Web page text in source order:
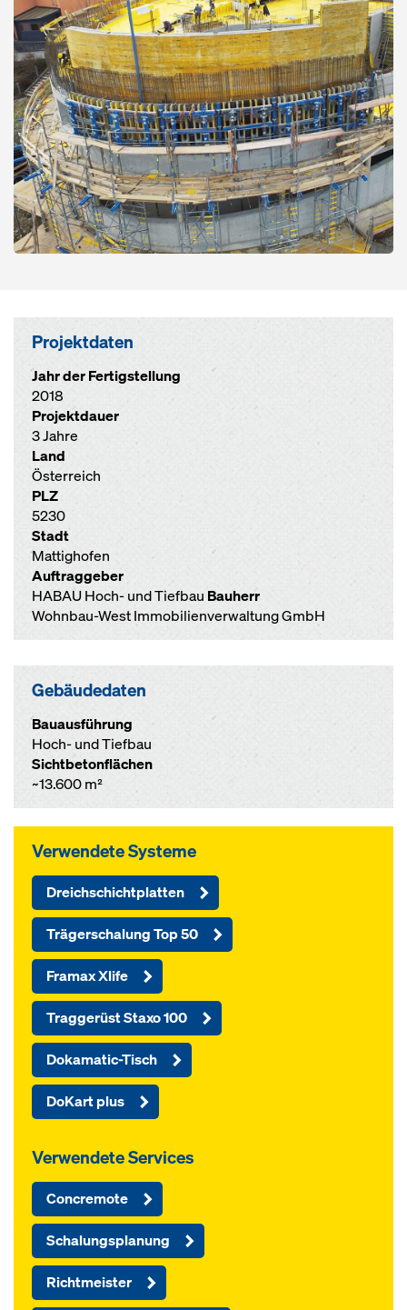
Projektdaten
Jahr der Fertigstellung
2018
Projektdauer
3 Jahre
Land
Österreich
PLZ
5230
Stadt
Mattighofen
Auftraggeber
HABAU Hoch- und Tiefbau Bauherr
Wohnbau-West Immobilienverwaltung GmbH
Gebäudedaten
Bauausführung
Hoch- und Tiefbau
Sichtbetonflächen
~13.600 m²
Verwendete Systeme
Dreichschichtplatten
Trägerschalung Top 50
Framax Xlife
Traggerüst Staxo 100
Dokamatic-Tisch
DoKart plus
Verwendete Services
Concremote
Schalungsplanung
Richtmeister